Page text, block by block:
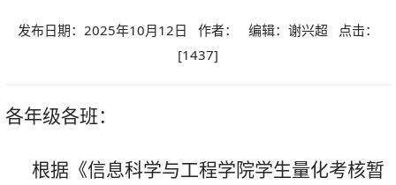
发布日期：2025年10月12日 作者： 编辑：谢兴超 点击：
[1437]
各年级各班：
根据《信息科学与工程学院学生量化考核暂